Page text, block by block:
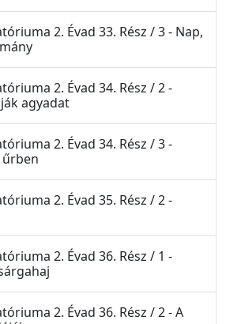
2. Évad 33. Rész / 3 - Nap,
2. Évad 34. Rész / 2 -
agyadat
2. Évad 34. Rész / 3 -
űrben
2. Évad 35. Rész / 2 -
2. Évad 36. Rész / 1 -
2. Évad 36. Rész / 2 - A